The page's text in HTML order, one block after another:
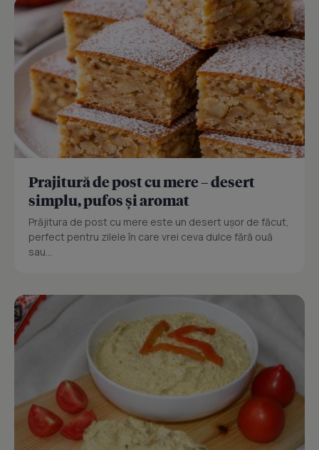
Prajitură de post cu mere – desert
simplu, pufos și aromat
Prăjitura de post cu mere este un desert ușor de făcut,
perfect pentru zilele în care vrei ceva dulce fără ouă
sau...